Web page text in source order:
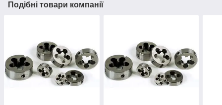
Подібні товари компанії